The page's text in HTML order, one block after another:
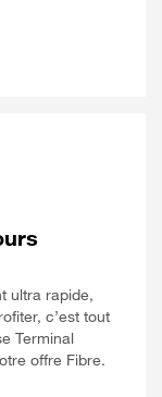
ultra rapide,
c’est tout
Terminal
offre Fibre.